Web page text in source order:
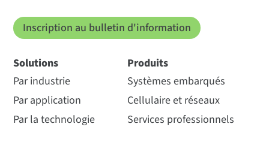
Inscription au bulletin d'information
Solutions
Par industrie
Par application
Par la technologie
Produits
Systèmes embarqués
Cellulaire et réseaux
Services professionnels